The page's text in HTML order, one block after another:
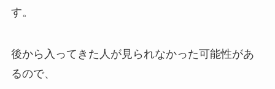
す。
後から入ってきた人が見られなかった可能性があ
るので、